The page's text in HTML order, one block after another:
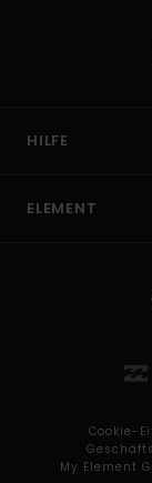
HILFE
ELEMENT
Cookie-
My Element